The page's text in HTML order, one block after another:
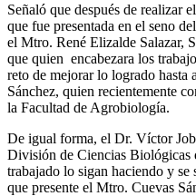
Señaló que después de realizar
que fue presentada en el seno
el Mtro. René Elizalde Salazar,
que quien encabezara los
reto de mejorar lo logrado
Sánchez, quien recientemente
la Facultad de Agrobiología.
De igual forma, el Dr. Víctor
División de Ciencias Biológicas
trabajado lo sigan haciendo y se
que presente el Mtro. Cuevas